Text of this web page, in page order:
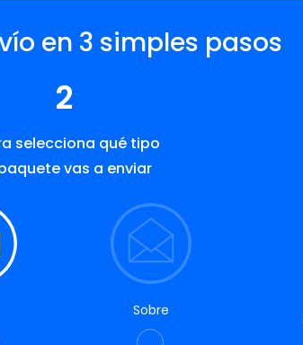
en 3 simples pasos
2
selecciona qué tipo
vas a enviar
Sobre